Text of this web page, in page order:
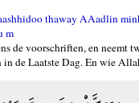
thaway AAadlin
m
de voorschriften, en neemt
de Laatste Dag. En wie